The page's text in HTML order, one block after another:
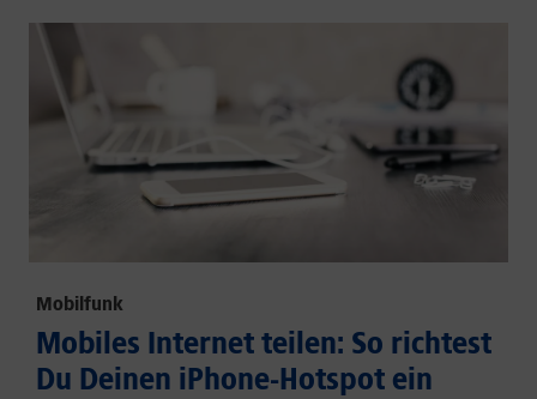
Mobilfunk
Mobiles Internet teilen: So richtest
Du Deinen iPhone-Hotspot ein